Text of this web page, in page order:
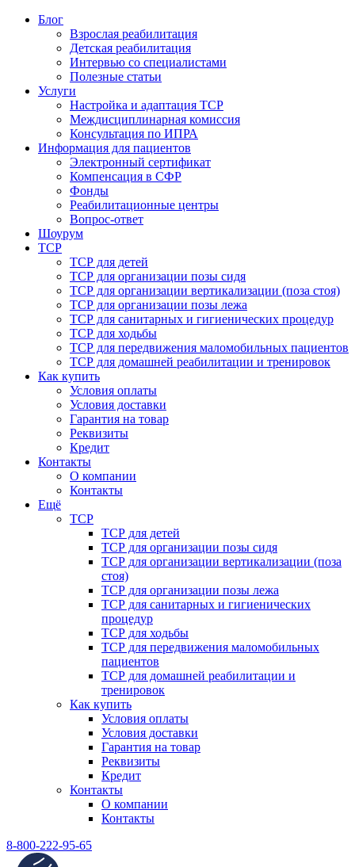
Блог
Взрослая реабилитация
Детская реабилитация
Интервью со специалистами
Полезные статьи
Услуги
Настройка и адаптация ТСР
Междисциплинарная комиссия
Консультация по ИПРА
Информация для пациентов
Электронный сертификат
Компенсация в СФР
Фонды
Реабилитационные центры
Вопрос-ответ
Шоурум
ТСР
ТСР для детей
ТСР для организации позы сидя
ТСР для организации вертикализации (поза стоя)
ТСР для организации позы лежа
ТСР для санитарных и гигиенических процедур
ТСР для ходьбы
ТСР для передвижения маломобильных пациентов
ТСР для домашней реабилитации и тренировок
Как купить
Условия оплаты
Условия доставки
Гарантия на товар
Реквизиты
Кредит
Контакты
О компании
Контакты
Ещё
ТСР
ТСР для детей
ТСР для организации позы сидя
ТСР для организации вертикализации (поза
стоя)
ТСР для организации позы лежа
ТСР для санитарных и гигиенических
процедур
ТСР для ходьбы
ТСР для передвижения маломобильных
пациентов
ТСР для домашней реабилитации и
тренировок
Как купить
Условия оплаты
Условия доставки
Гарантия на товар
Реквизиты
Кредит
Контакты
О компании
Контакты
8-800-222-95-65